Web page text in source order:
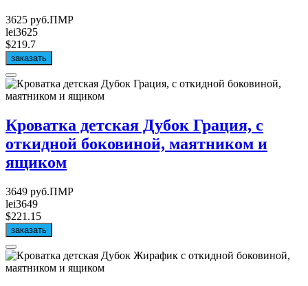
3625 руб.ПМР
lei3625
$219.7
заказать
Кроватка детская Дубок Грация, с
откидной боковиной, маятником и
ящиком
3649 руб.ПМР
lei3649
$221.15
заказать